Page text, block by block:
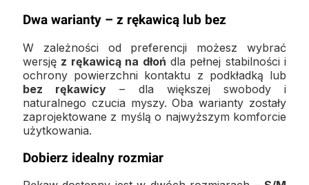
Dwa warianty – z rękawicą lub bez
W zależności od preferencji możesz wybrać
wersję z rękawicą na dłoń dla pełnej stabilności i
ochrony powierzchni kontaktu z podkładką lub
bez rękawicy – dla większej swobody i
naturalnego czucia myszy. Oba warianty zostały
zaprojektowane z myślą o najwyższym komforcie
użytkowania.
Dobierz idealny rozmiar